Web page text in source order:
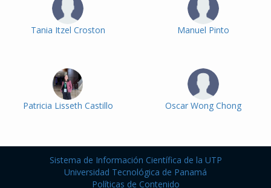
Tania Itzel Croston Manuel Pinto
Patricia Lisseth Castillo Oscar Wong Chong
Sistema de Información Científica de la UTP
Universidad Tecnológica de Panamá
Políticas de Contenido